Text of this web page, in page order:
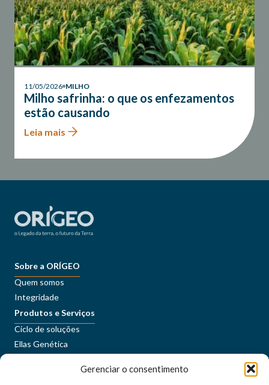
Gerenciar o consentimento
11/05/2026 MILHO
Milho safrinha: o que os enfezamentos
estão causando
Leia mais
Sobre a ORÍGEO
Quem somos
Integridade
Produtos e Serviços
Ciclo de soluções
Ellas Genética